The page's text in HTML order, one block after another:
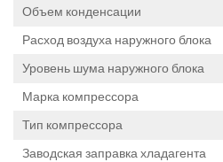
Объем конденсации
Расход воздуха наружного блока
Уровень шума наружного блока
Марка компрессора
Тип компрессора
Заводская заправка хладагента